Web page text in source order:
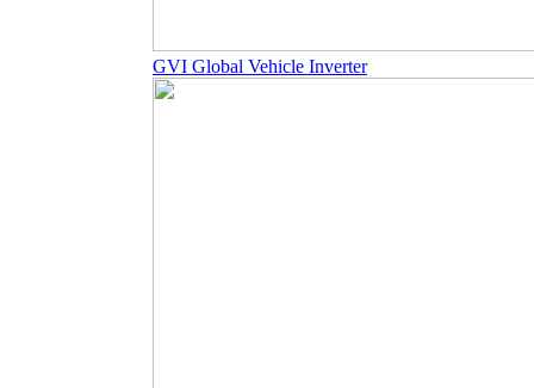
GVI Global Vehicle Inverter